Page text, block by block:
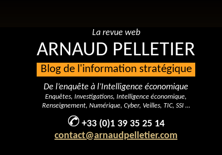
La revue web
ARNAUD PELLETIER
Blog de l'information stratégique
De l’enquête à l’Intelligence économique
Enquêtes, Investigations, Intelligence économique,
Renseignement, Numérique, Cyber, Veilles, TIC, SSI …
+33 (0)1 39 35 25 14
contact@arnaudpelletier.com